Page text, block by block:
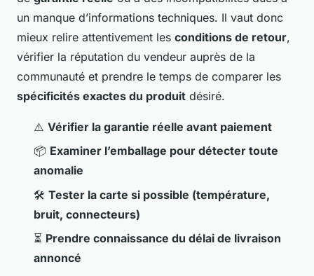
un manque d’informations techniques. Il vaut donc
mieux relire attentivement les conditions de retour,
vérifier la réputation du vendeur auprès de la
communauté et prendre le temps de comparer les
spécificités exactes du produit désiré.
⚠️ Vérifier la garantie réelle avant paiement
📦 Examiner l’emballage pour détecter toute
anomalie
🛠️ Tester la carte si possible (température,
bruit, connecteurs)
⏳ Prendre connaissance du délai de livraison
annoncé